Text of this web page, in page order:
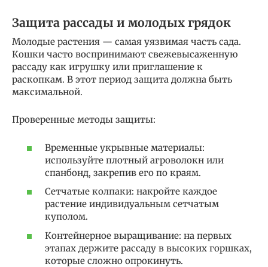
Защита рассады и молодых грядок
Молодые растения — самая уязвимая часть сада.
Кошки часто воспринимают свежевысаженную
рассаду как игрушку или приглашение к
раскопкам. В этот период защита должна быть
максимальной.
Проверенные методы защиты:
Временные укрывные материалы:
используйте плотный агроволокн или
спанбонд, закрепив его по краям.
Сетчатые колпаки: накройте каждое
растение индивидуальным сетчатым
куполом.
Контейнерное выращивание: на первых
этапах держите рассаду в высоких горшках,
которые сложно опрокинуть.